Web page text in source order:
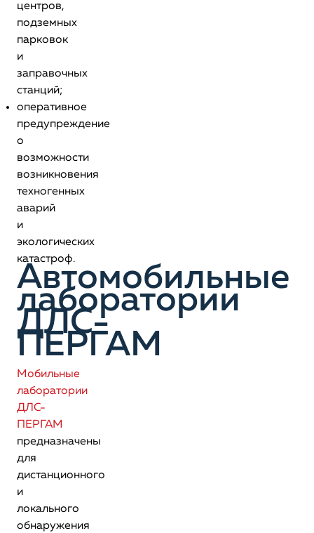
центров,
подземных
парковок
и
заправочных
станций;
оперативное
предупреждение
о
возможности
возникновения
техногенных
аварий
и
экологических
катастроф.
Автомобильные
лаборатории
ДЛС-
ПЕРГАМ
Мобильные
лаборатории
ДЛС-
ПЕРГАМ
предназначены
для
дистанционного
и
локального
обнаружения